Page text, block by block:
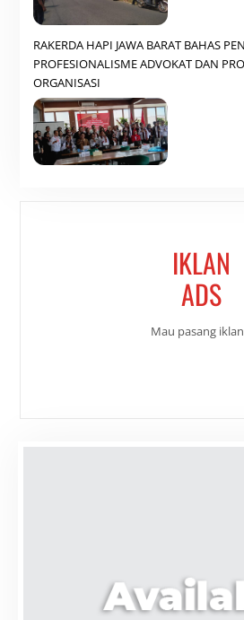
RAKERDA HAPI JAWA BARAT BAHAS
PROFESIONALISME ADVOKAT DAN
ORGANISASI
IKLAN
ADS
Mau pasang